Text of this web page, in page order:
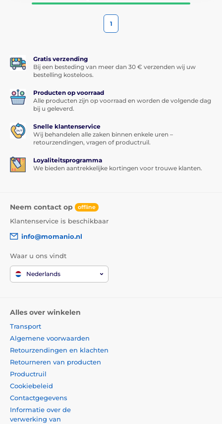
1
Gratis verzending
Bij een besteding van meer dan 30 € verzenden wij uw
bestelling kosteloos.
Producten op voorraad
Alle producten zijn op voorraad en worden de volgende dag
bij u geleverd.
Snelle klantenservice
Wij behandelen alle zaken binnen enkele uren –
retourzendingen, vragen of productruil.
Loyaliteitsprogramma
We bieden aantrekkelijke kortingen voor trouwe klanten.
Neem contact op offline
Klantenservice is beschikbaar
info@momanio.nl
Waar u ons vindt
Nederlands
Alles over winkelen
Transport
Algemene voorwaarden
Retourzendingen en klachten
Retourneren van producten
Productruil
Cookiebeleid
Contactgegevens
Informatie over de
verwerking van